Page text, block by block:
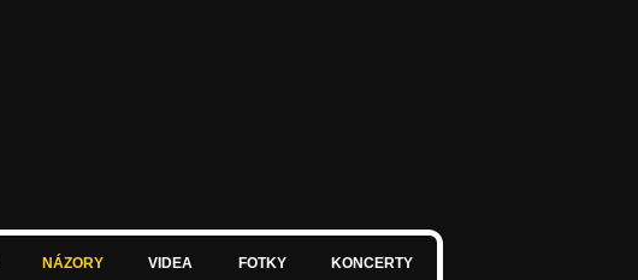
NÁZORY VIDEA FOTKY KONCERTY